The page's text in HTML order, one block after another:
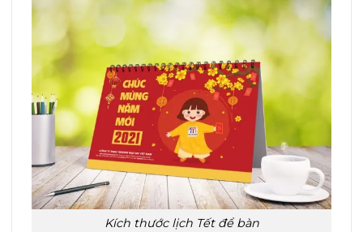
Kích thước lịch Tết để bàn